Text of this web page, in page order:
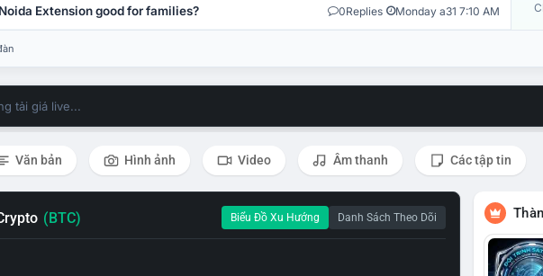
Extension good for families? 0Replies Monday a31 7:10 AM
tải giá live...
Văn bản Hình ảnh Video Âm thanh Các tập tin
(BTC) Biểu Đồ Xu Hướng Danh Sách Theo Dõi